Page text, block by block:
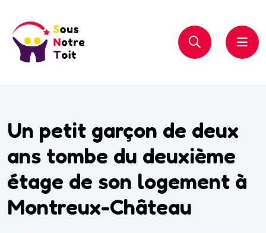
Un petit garçon de deux
ans tombe du deuxième
étage de son logement à
Montreux-Château